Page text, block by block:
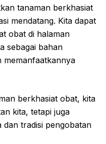
tanaman berkhasiat
mendatang. Kita dapat
obat di halaman
sebagai bahan
memanfaatkannya
berkhasiat obat, kita
kita, tetapi juga
dan tradisi pengobatan